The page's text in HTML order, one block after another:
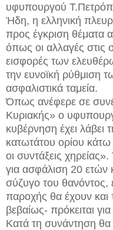
υφυπουργού
Ήδη, η ελληνική
προς έγκριση θέματα
όπως οι αλλαγές στις
εισφορές των
την ευνοϊκή ρύθμιση
ασφαλιστικά ταμεία.
Όπως ανέφερε σε
Κυριακής» ο
κυβέρνηση έχει λάβει
κατωτάτου ορίου
οι συντάξεις
για ασφάλιση 20 ετών
σύζυγο του θανόντος,
παροχής θα έχουν και
βεβαίως- πρόκειται
Κατά τη συνάντηση θα